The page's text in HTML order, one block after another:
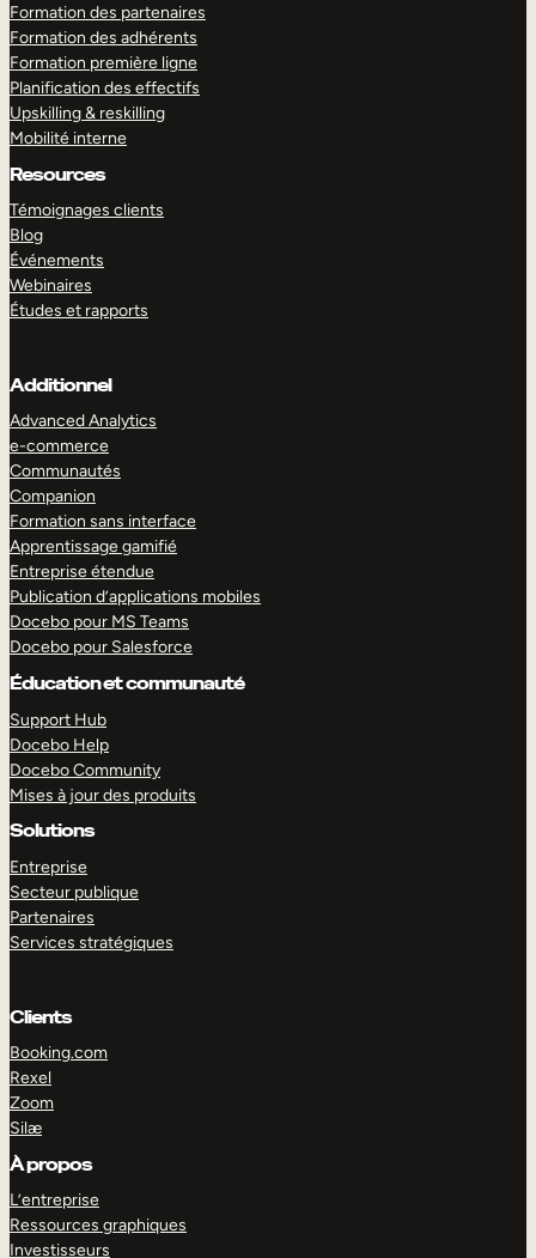
Formation des partenaires
Formation des adhérents
Formation première ligne
Planification des effectifs
Upskilling & reskilling
Mobilité interne
Resources
Témoignages clients
Blog
Événements
Webinaires
Études et rapports
Additionnel
Advanced Analytics
e-commerce
Communautés
Companion
Formation sans interface
Apprentissage gamifié
Entreprise étendue
Publication d’applications mobiles
Docebo pour MS Teams
Docebo pour Salesforce
Éducation et communauté
Support Hub
Docebo Help
Docebo Community
Mises à jour des produits
Solutions
Entreprise
Secteur publique
Partenaires
Services stratégiques
Clients
Booking.com
Rexel
Zoom
Silæ
À propos
L’entreprise
Ressources graphiques
Investisseurs